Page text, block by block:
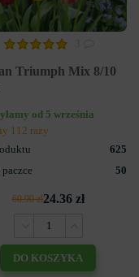
Triumph Mix 8/10
od 5 września
112 razy
625
50
60.90 zł24.36 zł
DO KOSZYKA